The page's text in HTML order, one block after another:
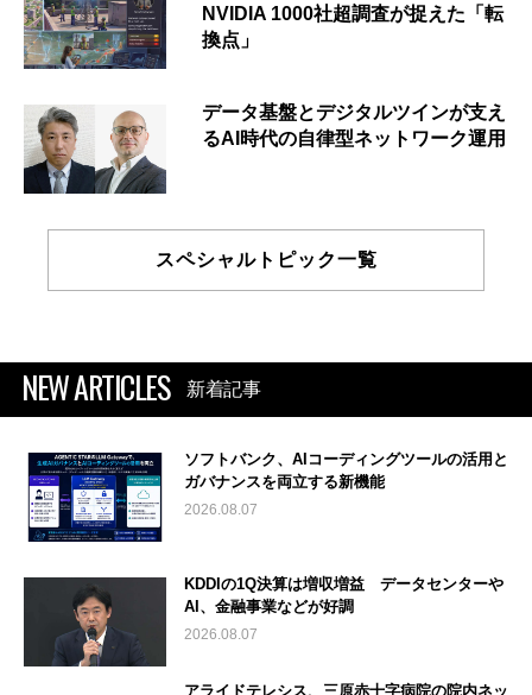
NVIDIA 1000社超調査が捉えた「転
換点」
データ基盤とデジタルツインが支え
るAI時代の自律型ネットワーク運用
スペシャルトピック一覧
NEW ARTICLES 新着記事
ソフトバンク、AIコーディングツールの活用と
ガバナンスを両立する新機能
2026.08.07
KDDIの1Q決算は増収増益 データセンターや
AI、金融事業などが好調
2026.08.07
アライドテレシス、三原赤十字病院の院内ネッ